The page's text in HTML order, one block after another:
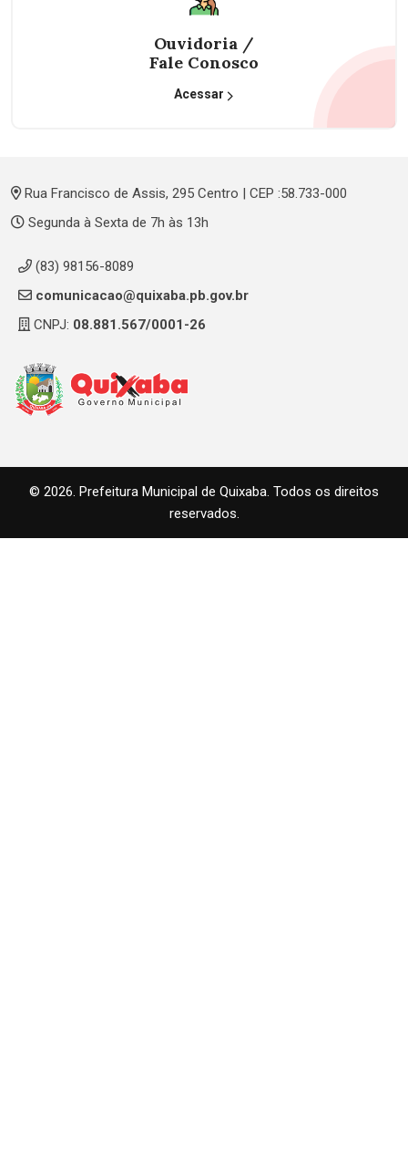
Ouvidoria /
Fale Conosco
Acessar
Rua Francisco de Assis, 295 Centro | CEP :58.733-000
Segunda à Sexta de 7h às 13h
(83) 98156-8089
comunicacao@quixaba.pb.gov.br
CNPJ: 08.881.567/0001-26
© 2026. Prefeitura Municipal de Quixaba. Todos os direitos
reservados.